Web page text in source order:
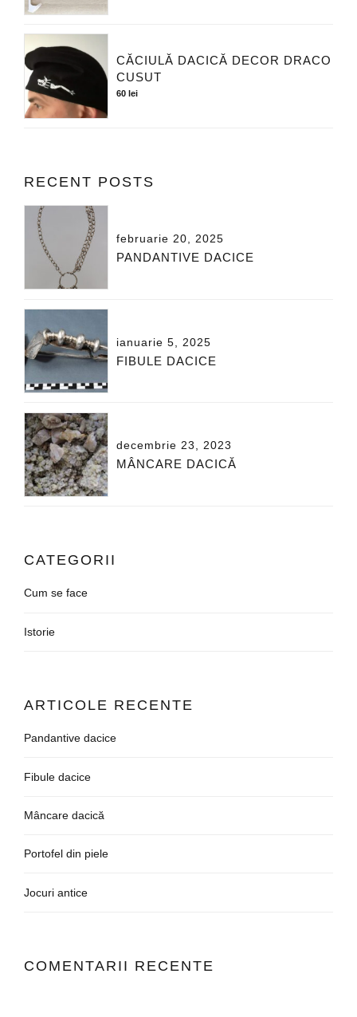
CĂCIULĂ DACICĂ DECOR DRACO
CUSUT
60lei
RECENT POSTS
februarie 20, 2025
PANDANTIVE DACICE
ianuarie 5, 2025
FIBULE DACICE
decembrie 23, 2023
MÂNCARE DACICĂ
CATEGORII
Cum se face
Istorie
ARTICOLE RECENTE
Pandantive dacice
Fibule dacice
Mâncare dacică
Portofel din piele
Jocuri antice
COMENTARII RECENTE